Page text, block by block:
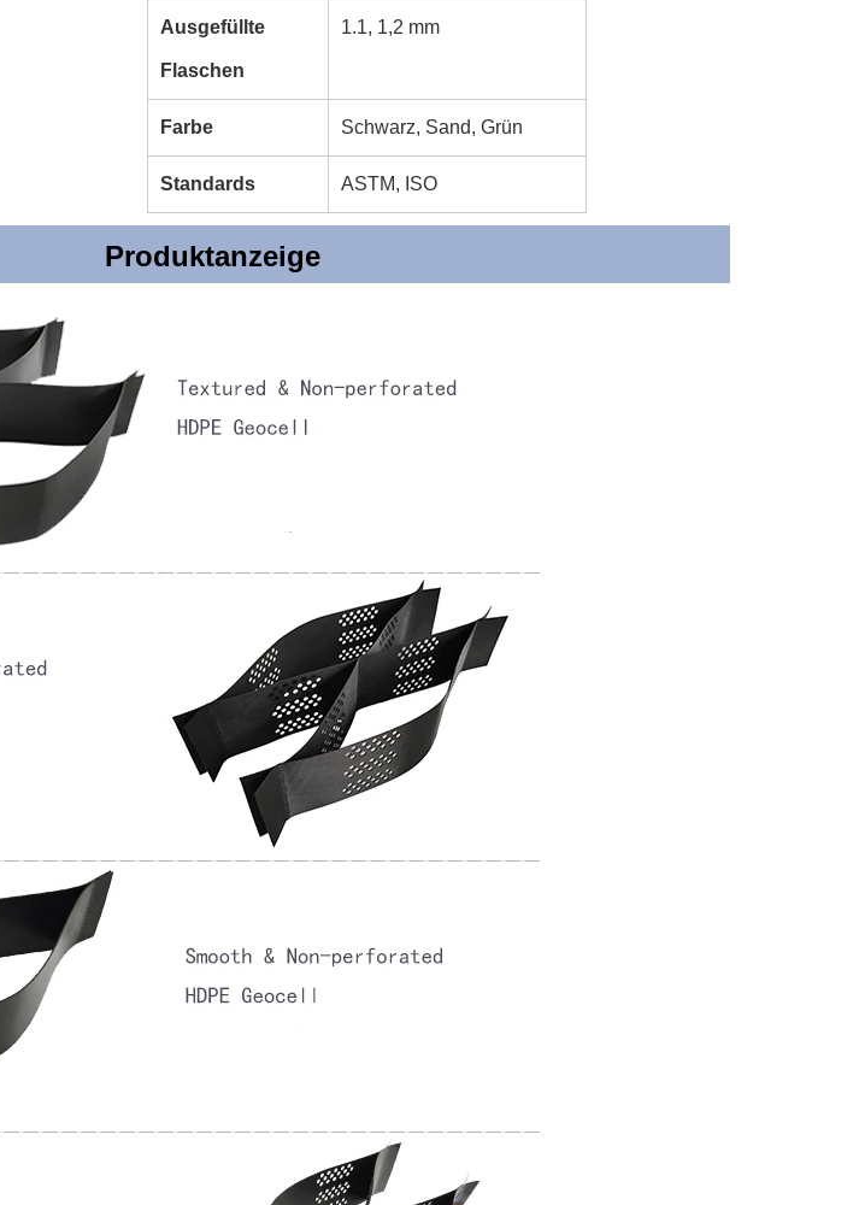
Ausgefüllte
Flaschen
1.1, 1,2 mm
Farbe Schwarz, Sand, Grün
Standards ASTM, ISO
Produktanzeige